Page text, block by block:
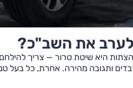
לערב את השב"כ?
היא שיטת טרור — צריך
כבדים ותגובה מהירה. אחרת, כל